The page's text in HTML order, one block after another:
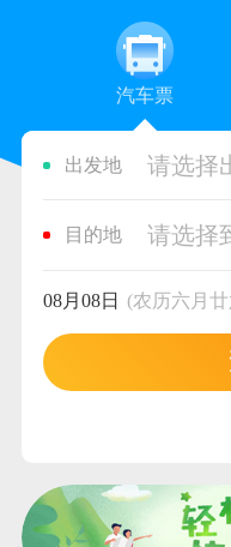
汽车票
出发地 请选择
目的地 请选择
08月08日 (农历六月